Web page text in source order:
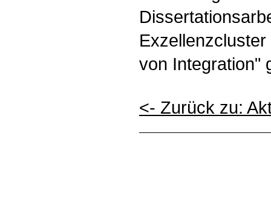
von Integration"
<- Zurück zu: